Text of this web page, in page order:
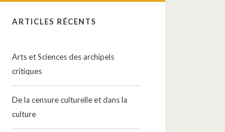
Barre
principale
ARTICLES RÉCENTS
Arts et Sciences des archipels
critiques
De la censure culturelle et dans la
culture